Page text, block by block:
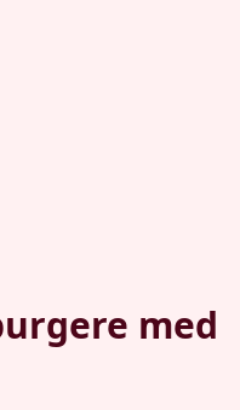
med